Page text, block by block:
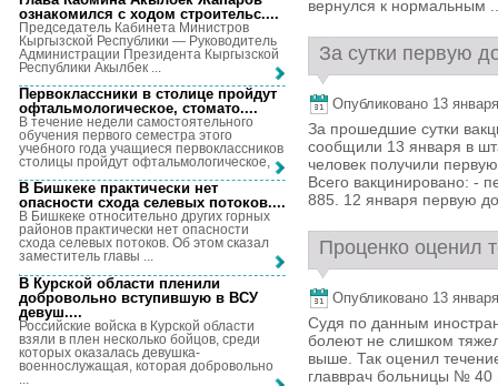
вернулся к нормальным
За сутки первую
Опубликовано 13
За прошедшие сутки
сообщили 13 января в
человек получили
Всего вакцинировано: -
885. 12 января первую
Проценко оценил
Опубликовано 13
Судя по данным
болеют не слишком
выше. Так оценил
главврач больницы № 40
ознакомился с ходом строительс....
Председатель Кабинета Министров
Кыргызской Республики — Руководитель
Администрации Президента Кыргызской
Республики Акылбек ...
Первоклассники в столице пройдут
офтальмологическое, стомато....
В течение недели самостоятельного
обучения первого семестра этого
учебного года учащиеся первоклассников
столицы пройдут офтальмологическое, ...
В Бишкеке практически нет
опасности схода селевых потоков....
В Бишкеке относительно других горных
районов практически нет опасности
схода селевых потоков. Об этом сказал
заместитель главы ...
В Курской области пленили
добровольно вступившую в ВСУ
девуш....
Российские войска в Курской области
взяли в плен несколько бойцов, среди
которых оказалась девушка-
военнослужащая, которая добровольно